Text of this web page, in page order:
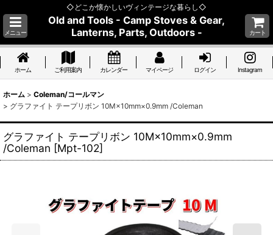
◇どこか懐かしいヴィンテージな暮らし◇
メニュー
Old and Tools - Camp Stoves & Gear,
Lanterns, Parts, Outdoors -
カート
ホーム ご利用案内 カレンダー マイページ ログイン Instagram
ホーム > Coleman/コールマン
> グラファイト テープリボン 10M×10mm×0.9mm /Coleman
グラファイト テープリボン 10M×10mm×0.9mm
/Coleman [Mpt-102]